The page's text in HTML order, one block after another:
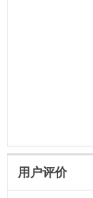
用户评价